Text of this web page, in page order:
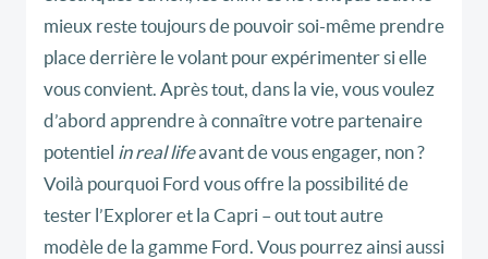
mieux reste toujours de pouvoir soi-même prendre
place derrière le volant pour expérimenter si elle
vous convient. Après tout, dans la vie, vous voulez
d’abord apprendre à connaître votre partenaire
potentiel in real lifeavant de vous engager, non ?
Voilà pourquoi Ford vous offre la possibilité de
tester l’Explorer et la Capri – out tout autre
modèle de la gamme Ford. Vous pourrez ainsi aussi